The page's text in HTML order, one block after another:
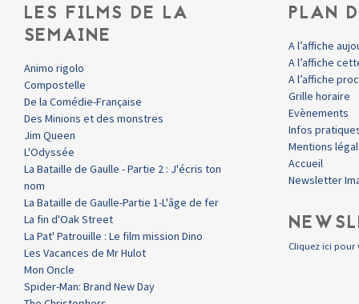
LES FILMS DE LA
SEMAINE
Animo rigolo
Compostelle
De la Comédie-Française
Des Minions et des monstres
Jim Queen
L'Odyssée
La Bataille de Gaulle - Partie 2 : J'écris ton
nom
La Bataille de Gaulle-Partie 1-L'âge de fer
La fin d'Oak Street
La Pat' Patrouille : Le film mission Dino
Les Vacances de Mr Hulot
Mon Oncle
Spider-Man: Brand New Day
PLAN
A l’affiche
A l’affiche
A l’affiche
Grille horaire
Evènements
Infos
Mentions
Accueil
Newsletter
Cliquez ici pour